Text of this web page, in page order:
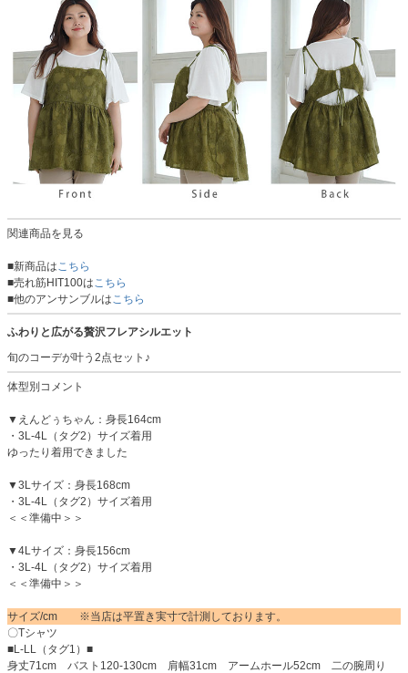
関連商品を見る
■新商品はこちら
■売れ筋HIT100はこちら
■他のアンサンブルはこちら
ふわりと広がる贅沢フレアシルエット
旬のコーデが叶う2点セット♪
体型別コメント
▼えんどぅちゃん：身長164cm
・3L-4L（タグ2）サイズ着用
ゆったり着用できました
▼3Lサイズ：身長168cm
・3L-4L（タグ2）サイズ着用
＜＜準備中＞＞
▼4Lサイズ：身長156cm
・3L-4L（タグ2）サイズ着用
＜＜準備中＞＞
サイズ/cm ※当店は平置き実寸で計測しております。
〇Tシャツ
■L-LL（タグ1）■
身丈71cm バスト120-130cm 肩幅31cm アームホール52cm 二の腕周り